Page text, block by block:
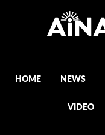
HOME NEWS
VIDEO